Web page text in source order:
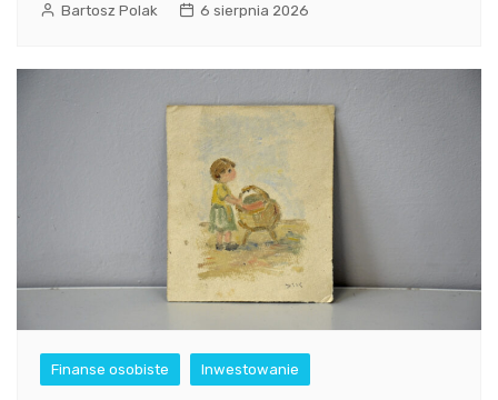
Bartosz Polak 6 sierpnia 2026
Finanse osobiste Inwestowanie